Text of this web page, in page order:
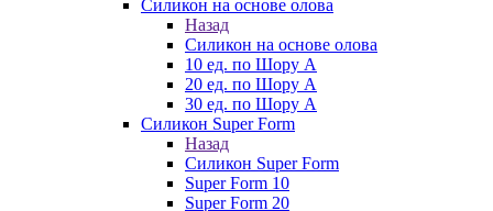
Силикон на основе олова
Назад
Силикон на основе олова
10 ед. по Шору А
20 ед. по Шору А
30 ед. по Шору А
Силикон Super Form
Назад
Силикон Super Form
Super Form 10
Super Form 20